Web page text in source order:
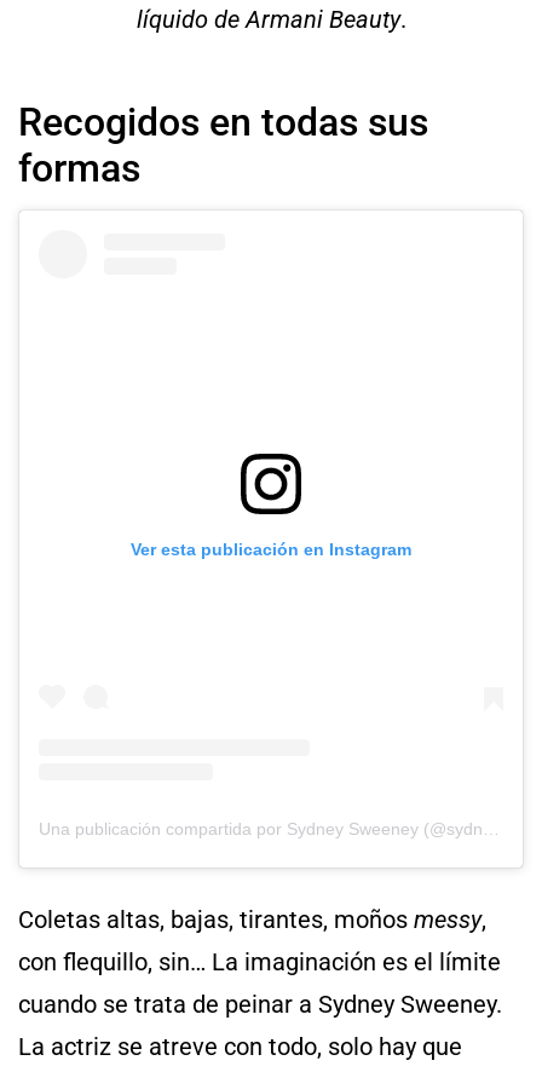
líquido de Armani Beauty.
Recogidos en todas sus
formas
Ver esta publicación en Instagram
Coletas altas, bajas, tirantes, moños messy,
con flequillo, sin… La imaginación es el límite
cuando se trata de peinar a Sydney Sweeney.
La actriz se atreve con todo, solo hay que